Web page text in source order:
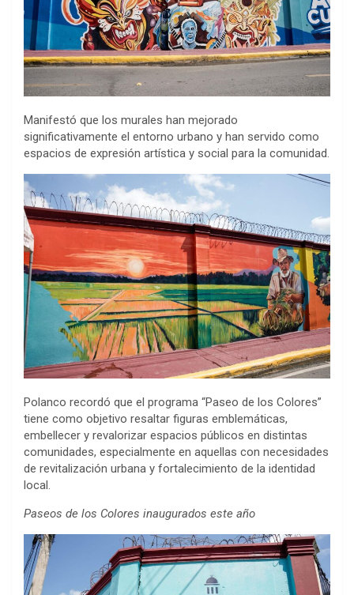
Manifestó que los murales han mejorado
significativamente el entorno urbano y han servido como
espacios de expresión artística y social para la comunidad.
Polanco recordó que el programa “Paseo de los Colores”
tiene como objetivo resaltar figuras emblemáticas,
embellecer y revalorizar espacios públicos en distintas
comunidades, especialmente en aquellas con necesidades
de revitalización urbana y fortalecimiento de la identidad
local.
Paseos de los Colores inaugurados este año